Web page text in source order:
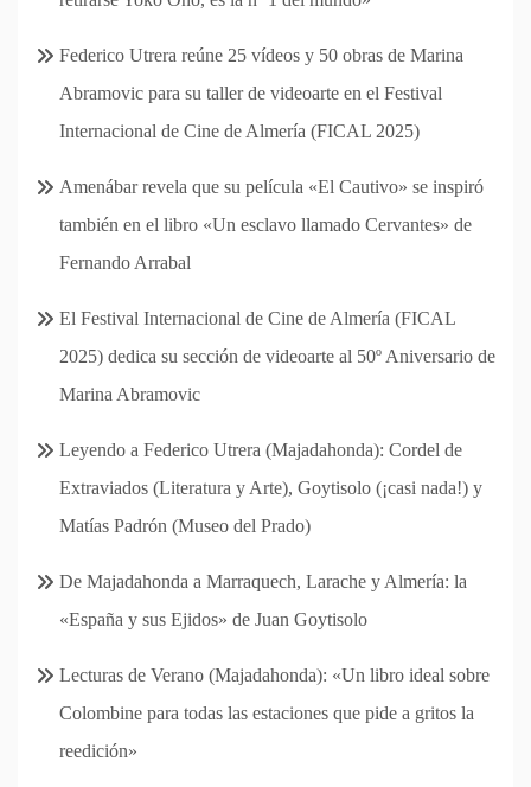
Federico Utrera reúne 25 vídeos y 50 obras de Marina
Abramovic para su taller de videoarte en el Festival
Internacional de Cine de Almería (FICAL 2025)
Amenábar revela que su película «El Cautivo» se inspiró
también en el libro «Un esclavo llamado Cervantes» de
Fernando Arrabal
El Festival Internacional de Cine de Almería (FICAL
2025) dedica su sección de videoarte al 50º Aniversario de
Marina Abramovic
Leyendo a Federico Utrera (Majadahonda): Cordel de
Extraviados (Literatura y Arte), Goytisolo (¡casi nada!) y
Matías Padrón (Museo del Prado)
De Majadahonda a Marraquech, Larache y Almería: la
«España y sus Ejidos» de Juan Goytisolo
Lecturas de Verano (Majadahonda): «Un libro ideal sobre
Colombine para todas las estaciones que pide a gritos la
reedición»